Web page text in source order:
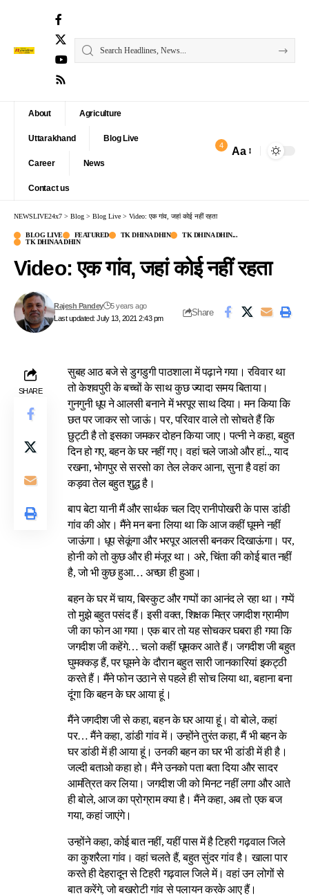
About Agriculture
Uttarakhand Blog Live
Career News
Contact us
4 Aa
NEWSLIVE24x7 > Blog > Blog Live > Video: एक गांव, जहां कोई नहीं रहता
BLOG LIVE FEATURED TK DHINA DHIN
TK DHINA DHIN...
TK DHINAA DHIN
Video: एक गांव, जहां कोई नहीं रहता
Last updated: July 13, 2021 2:43 pm
Rajesh Pandey 5 years ago
Share
SHARE
सुबह आठ बजे से डुगडुगी पाठशाला में पढ़ाने गया। रविवार था
तो केशवपुरी के बच्चों के साथ कुछ ज्यादा समय बिताया।
गुनगुनी धूप ने आलसी बनाने में भरपूर साथ दिया। मन किया कि
छत पर जाकर सो जाऊं। पर, परिवार वाले तो सोचते हैं कि
छुट्टी है तो इसका जमकर दोहन किया जाए। पत्नी ने कहा, बहुत
दिन हो गए, बहन के घर नहीं गए। वहां चले जाओ और हां.., याद
रखना, भोगपुर से सरसो का तेल लेकर आना, सुना है वहां का
कड़वा तेल बहुत शुद्ध है।
बाप बेटा यानी मैं और सार्थक चल दिए रानीपोखरी के पास डांडी
गांव की ओर। मैंने मन बना लिया था कि आज कहीं घूमने नहीं
जाऊंगा। धूप सेकूंगा और भरपूर आलसी बनकर दिखाऊंगा। पर,
होनी को तो कुछ और ही मंजूर था। अरे, चिंता की कोई बात नहीं
है, जो भी कुछ हुआ… अच्छा ही हुआ।
बहन के घर में चाय, बिस्कुट और गप्पों का आनंद ले रहा था। गप्पें
तो मुझे बहुत पसंद हैं। इसी वक्त, शिक्षक मित्र जगदीश ग्रामीण
जी का फोन आ गया। एक बार तो यह सोचकर घबरा ही गया कि
जगदीश जी कहेंगे… चलो कहीं घूमकर आते हैं। जगदीश जी बहुत
घुमक्कड़ हैं, पर घूमने के दौरान बहुत सारी जानकारियां इकट्ठी
करते हैं। मैंने फोन उठाने से पहले ही सोच लिया था, बहाना बना
दूंगा कि बहन के घर आया हूं।
मैंने जगदीश जी से कहा, बहन के घर आया हूं। वो बोले, कहां
पर… मैंने कहा, डांडी गांव में। उन्होंने तुरंत कहा, मैं भी बहन के
घर डांडी में ही आया हूं। उनकी बहन का घर भी डांडी में ही है।
जल्दी बताओ कहा हो। मैंने उनको पता बता दिया और सादर
आमंत्रित कर लिया। जगदीश जी को मिनट नहीं लगा और आते
ही बोले, आज का प्रोग्राम क्या है। मैंने कहा, अब तो एक बज
गया, कहां जाएंगे।
उन्होंने कहा, कोई बात नहीं, यहीं पास में है टिहरी गढ़वाल जिले
का कुशरैला गांव। वहां चलते हैं, बहुत सुंदर गांव है। खाला पार
करते ही देहरादून से टिहरी गढ़वाल जिले में। वहां उन लोगों से
बात करेंगे, जो बखरोटी गांव से पलायन करके आए हैं।